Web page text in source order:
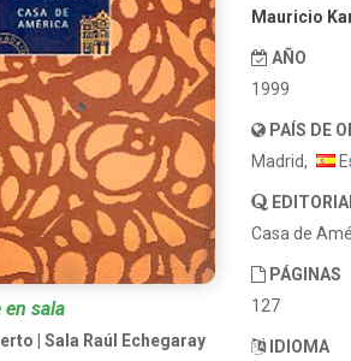
sala
| Sala Raúl Echegaray
Mauricio
AÑO
1999
PAÍS DE
Madrid,
Casa de
PÁGINAS
127
IDIOMA